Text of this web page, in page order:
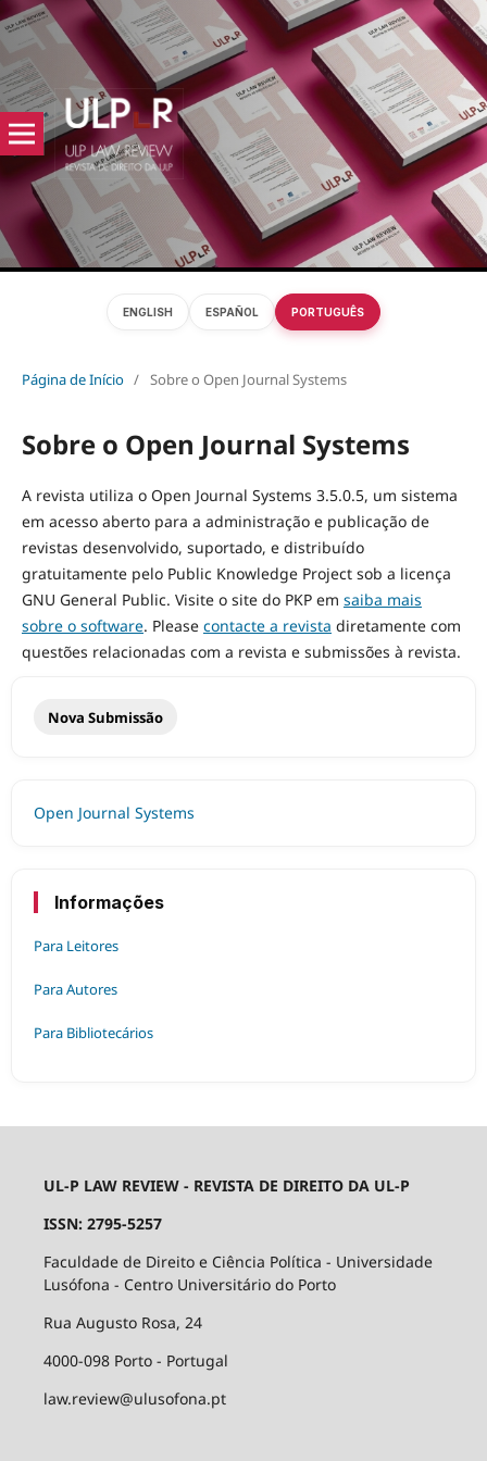
Página de Início / Sobre o Open Journal Systems
Sobre o Open Journal Systems
A revista utiliza o Open Journal Systems 3.5.0.5, um sistema
em acesso aberto para a administração e publicação de
revistas desenvolvido, suportado, e distribuído
gratuitamente pelo Public Knowledge Project sob a licença
GNU General Public. Visite o site do PKP em saiba mais
sobre o software. Please contacte a revista diretamente com
questões relacionadas com a revista e submissões à revista.
Nova Submissão
Open Journal Systems
Informações
Para Leitores
Para Autores
Para Bibliotecários
ENGLISH ESPAÑOL PORTUGUÊS
UL-P LAW REVIEW - REVISTA DE DIREITO DA UL-P
ISSN: 2795-5257
Faculdade de Direito e Ciência Política - Universidade
Lusófona - Centro Universitário do Porto
Rua Augusto Rosa, 24
4000-098 Porto - Portugal
law.review@ulusofona.pt